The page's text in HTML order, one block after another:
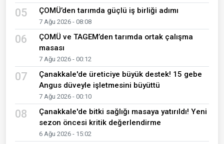
05 ÇOMÜ’den tarımda güçlü iş birliği adımı
7 Ağu 2026 - 08:08
06
ÇOMÜ ve TAGEM’den tarımda ortak çalışma
masası
7 Ağu 2026 - 00:12
07
Çanakkale'de üreticiye büyük destek! 15 gebe
Angus düveyle işletmesini büyüttü
7 Ağu 2026 - 00:10
08
Çanakkale'de bitki sağlığı masaya yatırıldı! Yeni
sezon öncesi kritik değerlendirme
6 Ağu 2026 - 15:02